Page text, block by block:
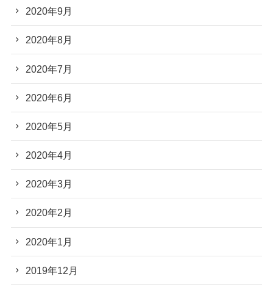
2020年9月
2020年8月
2020年7月
2020年6月
2020年5月
2020年4月
2020年3月
2020年2月
2020年1月
2019年12月